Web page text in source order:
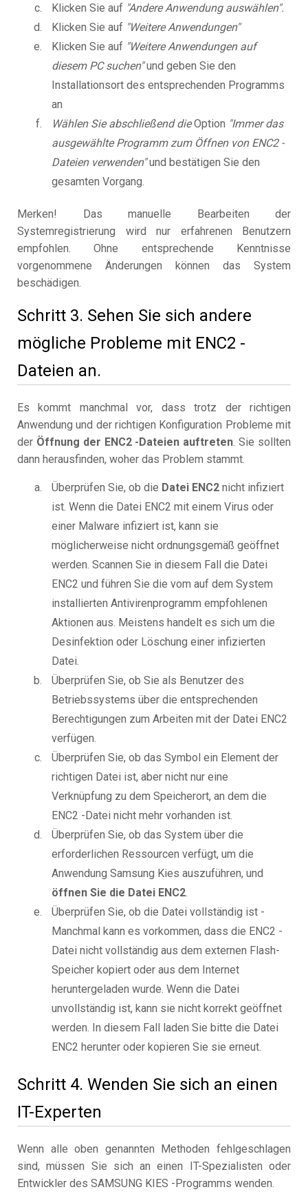
Klicken Sie auf "Andere Anwendung auswählen".
Klicken Sie auf "Weitere Anwendungen"
Klicken Sie auf "Weitere Anwendungen auf
diesem PC suchen"und geben Sie den
Installationsort des entsprechenden Programms
an
Wählen Sie abschließend dieOption "Immer das
ausgewählte Programm zum Öffnen von ENC2 -
Dateien verwenden"und bestätigen Sie den
gesamten Vorgang.
Merken! Das manuelle Bearbeiten der
Systemregistrierung wird nur erfahrenen Benutzern
empfohlen. Ohne entsprechende Kenntnisse
vorgenommene Änderungen können das System
beschädigen.
Schritt 3. Sehen Sie sich andere
mögliche Probleme mit ENC2 -
Dateien an.
Es kommt manchmal vor, dass trotz der richtigen
Anwendung und der richtigen Konfiguration Probleme mit
der Öffnung der ENC2 -Dateien auftreten. Sie sollten
dann herausfinden, woher das Problem stammt.
Überprüfen Sie, ob die Datei ENC2 nicht infiziert
ist. Wenn die Datei ENC2 mit einem Virus oder
einer Malware infiziert ist, kann sie
möglicherweise nicht ordnungsgemäß geöffnet
werden. Scannen Sie in diesem Fall die Datei
ENC2 und führen Sie die vom auf dem System
installierten Antivirenprogramm empfohlenen
Aktionen aus. Meistens handelt es sich um die
Desinfektion oder Löschung einer infizierten
Datei.
Überprüfen Sie, ob Sie als Benutzer des
Betriebssystems über die entsprechenden
Berechtigungen zum Arbeiten mit der Datei ENC2
verfügen.
Überprüfen Sie, ob das Symbol ein Element der
richtigen Datei ist, aber nicht nur eine
Verknüpfung zu dem Speicherort, an dem die
ENC2 -Datei nicht mehr vorhanden ist.
Überprüfen Sie, ob das System über die
erforderlichen Ressourcen verfügt, um die
Anwendung Samsung Kies auszuführen, und
öffnen Sie die Datei ENC2.
Überprüfen Sie, ob die Datei vollständig ist -
Manchmal kann es vorkommen, dass die ENC2 -
Datei nicht vollständig aus dem externen Flash-
Speicher kopiert oder aus dem Internet
heruntergeladen wurde. Wenn die Datei
unvollständig ist, kann sie nicht korrekt geöffnet
werden. In diesem Fall laden Sie bitte die Datei
ENC2 herunter oder kopieren Sie sie erneut.
Schritt 4. Wenden Sie sich an einen
IT-Experten
Wenn alle oben genannten Methoden fehlgeschlagen
sind, müssen Sie sich an einen IT-Spezialisten oder
Entwickler des SAMSUNG KIES -Programms wenden.